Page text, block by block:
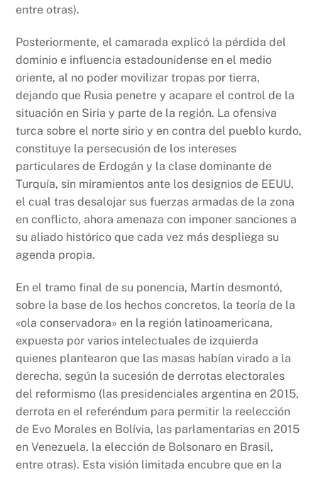
entre otras).
Posteriormente, el camarada explicó la pérdida del
dominio e influencia estadounidense en el medio
oriente, al no poder movilizar tropas por tierra,
dejando que Rusia penetre y acapare el control de la
situación en Siria y parte de la región. La ofensiva
turca sobre el norte sirio y en contra del pueblo kurdo,
constituye la persecusión de los intereses
particulares de Erdogán y la clase dominante de
Turquía, sin miramientos ante los designios de EEUU,
el cual tras desalojar sus fuerzas armadas de la zona
en conflicto, ahora amenaza con imponer sanciones a
su aliado histórico que cada vez más despliega su
agenda propia.
En el tramo final de su ponencia, Martín desmontó,
sobre la base de los hechos concretos, la teoría de la
«ola conservadora» en la región latinoamericana,
expuesta por varios intelectuales de izquierda
quienes plantearon que las masas habían virado a la
derecha, según la sucesión de derrotas electorales
del reformismo (las presidenciales argentina en 2015,
derrota en el referéndum para permitir la reelección
de Evo Morales en Bolívia, las parlamentarias en 2015
en Venezuela, la elección de Bolsonaro en Brasil,
entre otras). Esta visión limitada encubre que en la